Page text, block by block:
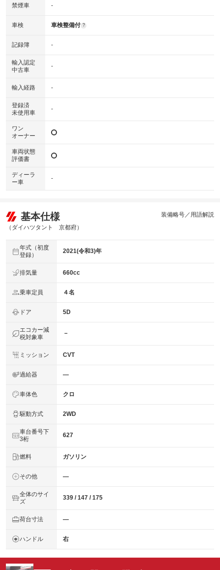
禁煙車 -
車検 車検整備付 ?
記録簿 -
輸入認定
中古車
-
輸入経路 -
登録済
未使用車
-
ワン
オーナー
車両状態
評価書
ディーラ
ー車
-
基本仕様
（ダイハツタント 京都府）
装備略号／用語解説
年式（初度
登録）
2021(令和3)年
排気量 660cc
乗車定員 ４名
ドア 5D
エコカー減
税対象車
－
ミッション CVT
過給器 ―
車体色 クロ
駆動方式 2WD
車台番号下
3桁
627
燃料 ガソリン
その他 ―
全体のサイ
ズ
339 / 147 / 175
荷台寸法 ―
ハンドル 右